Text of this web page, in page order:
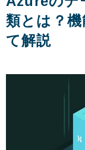
類とは？
て解説